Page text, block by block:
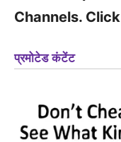
Channels. Click